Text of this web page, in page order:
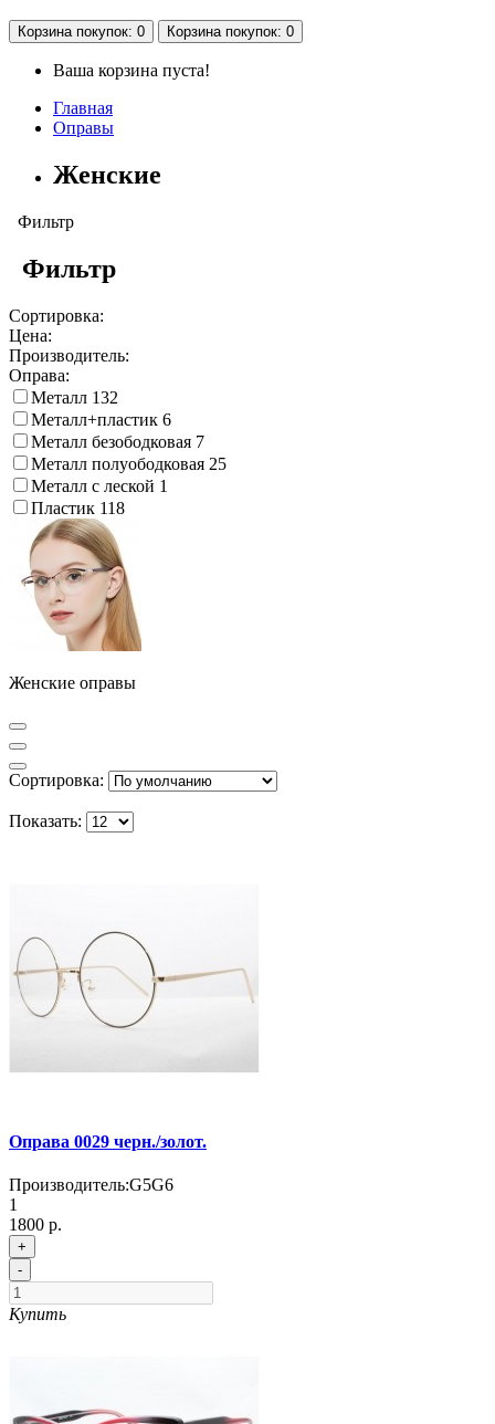
Корзинапокупок: 0 Корзинапокупок: 0
Ваша корзина пуста!
Главная
Оправы
Женские
Фильтр
Фильтр
Сортировка:
Цена:
Производитель:
Оправа:
Металл 132
Металл+пластик 6
Металл безободковая 7
Металл полуободковая 25
Металл с леской 1
Пластик 118
Женские оправы
Сортировка:
Показать:
Оправа 0029 черн./золот.
Производитель:G5G6
1
1800 р.
+
-
Купить